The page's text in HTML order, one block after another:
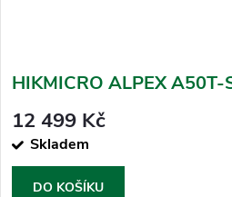
HIKMICRO ALPEX
12 499 Kč
Skladem
DO KOŠÍKU